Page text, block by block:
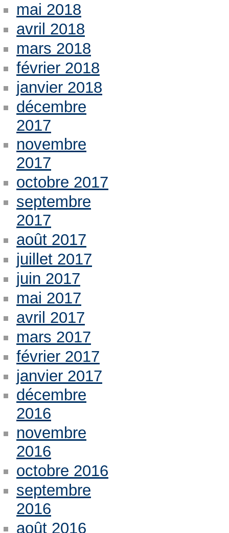
mai 2018
avril 2018
mars 2018
février 2018
janvier 2018
décembre
2017
novembre
2017
octobre 2017
septembre
2017
août 2017
juillet 2017
juin 2017
mai 2017
avril 2017
mars 2017
février 2017
janvier 2017
décembre
2016
novembre
2016
octobre 2016
septembre
2016
août 2016